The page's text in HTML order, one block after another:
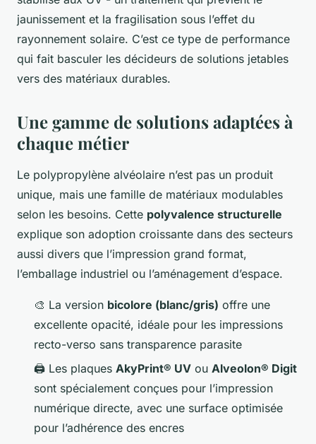
jaunissement et la fragilisation sous l’effet du
rayonnement solaire. C’est ce type de performance
qui fait basculer les décideurs de solutions jetables
vers des matériaux durables.
Une gamme de solutions adaptées à
chaque métier
Le polypropylène alvéolaire n’est pas un produit
unique, mais une famille de matériaux modulables
selon les besoins. Cette polyvalence structurelle
explique son adoption croissante dans des secteurs
aussi divers que l’impression grand format,
l’emballage industriel ou l’aménagement d’espace.
🎨 La version bicolore (blanc/gris) offre une
excellente opacité, idéale pour les impressions
recto-verso sans transparence parasite
🖨️ Les plaques AkyPrint® UV ou Alveolon® Digit
sont spécialement conçues pour l’impression
numérique directe, avec une surface optimisée
pour l’adhérence des encres